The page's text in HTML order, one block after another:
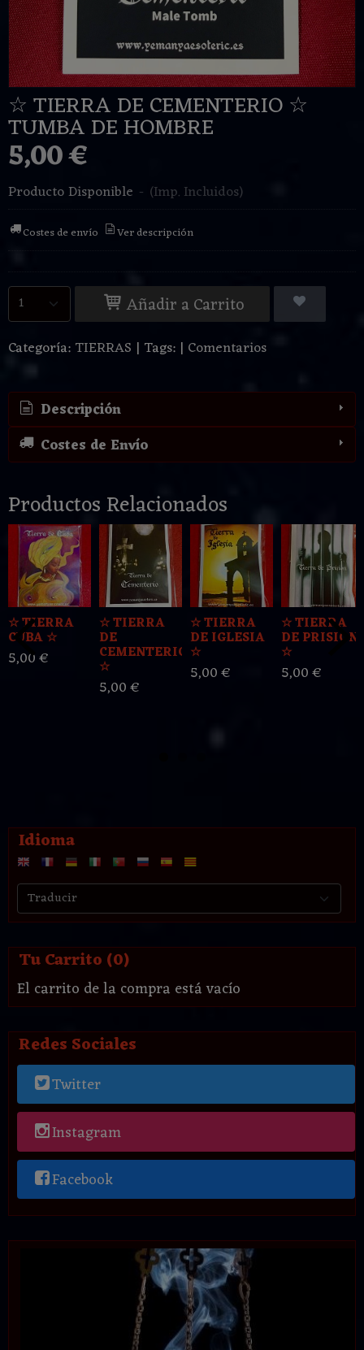
Idioma
Tu Carrito (0)
El carrito de la compra está vacío
Redes Sociales
Twitter
Instagram
Facebook
☆ TIERRA DE CEMENTERIO ☆
TUMBA DE HOMBRE
5,00 €
Producto Disponible - (Imp. Incluidos)
Costes de envío Ver descripción
Añadir a Carrito
Categoría: TIERRAS | Tags: | Comentarios
Descripción
Costes de Envío
Productos Relacionados
☆ TIERRA
CUBA ☆
5,00 €
☆ TIERRA
DE
CEMENTERIO
☆
5,00 €
☆ TIERRA
DE IGLESIA
☆
5,00 €
☆ TIERRA
DE PRISION
☆
5,00 €